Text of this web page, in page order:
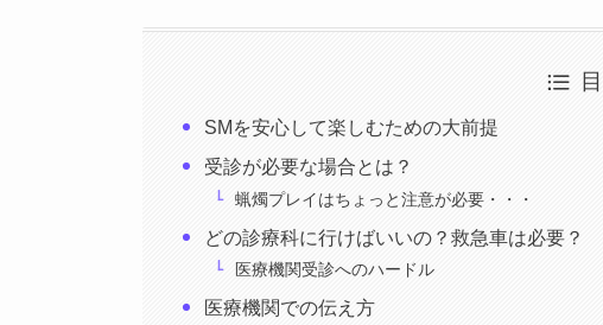
SMを安心して楽しむための大前提
受診が必要な場合とは？
蝋燭プレイはちょっと注意が必要・・・
どの診療科に行けばいいの？救急車は必要？
医療機関受診へのハードル
医療機関での伝え方